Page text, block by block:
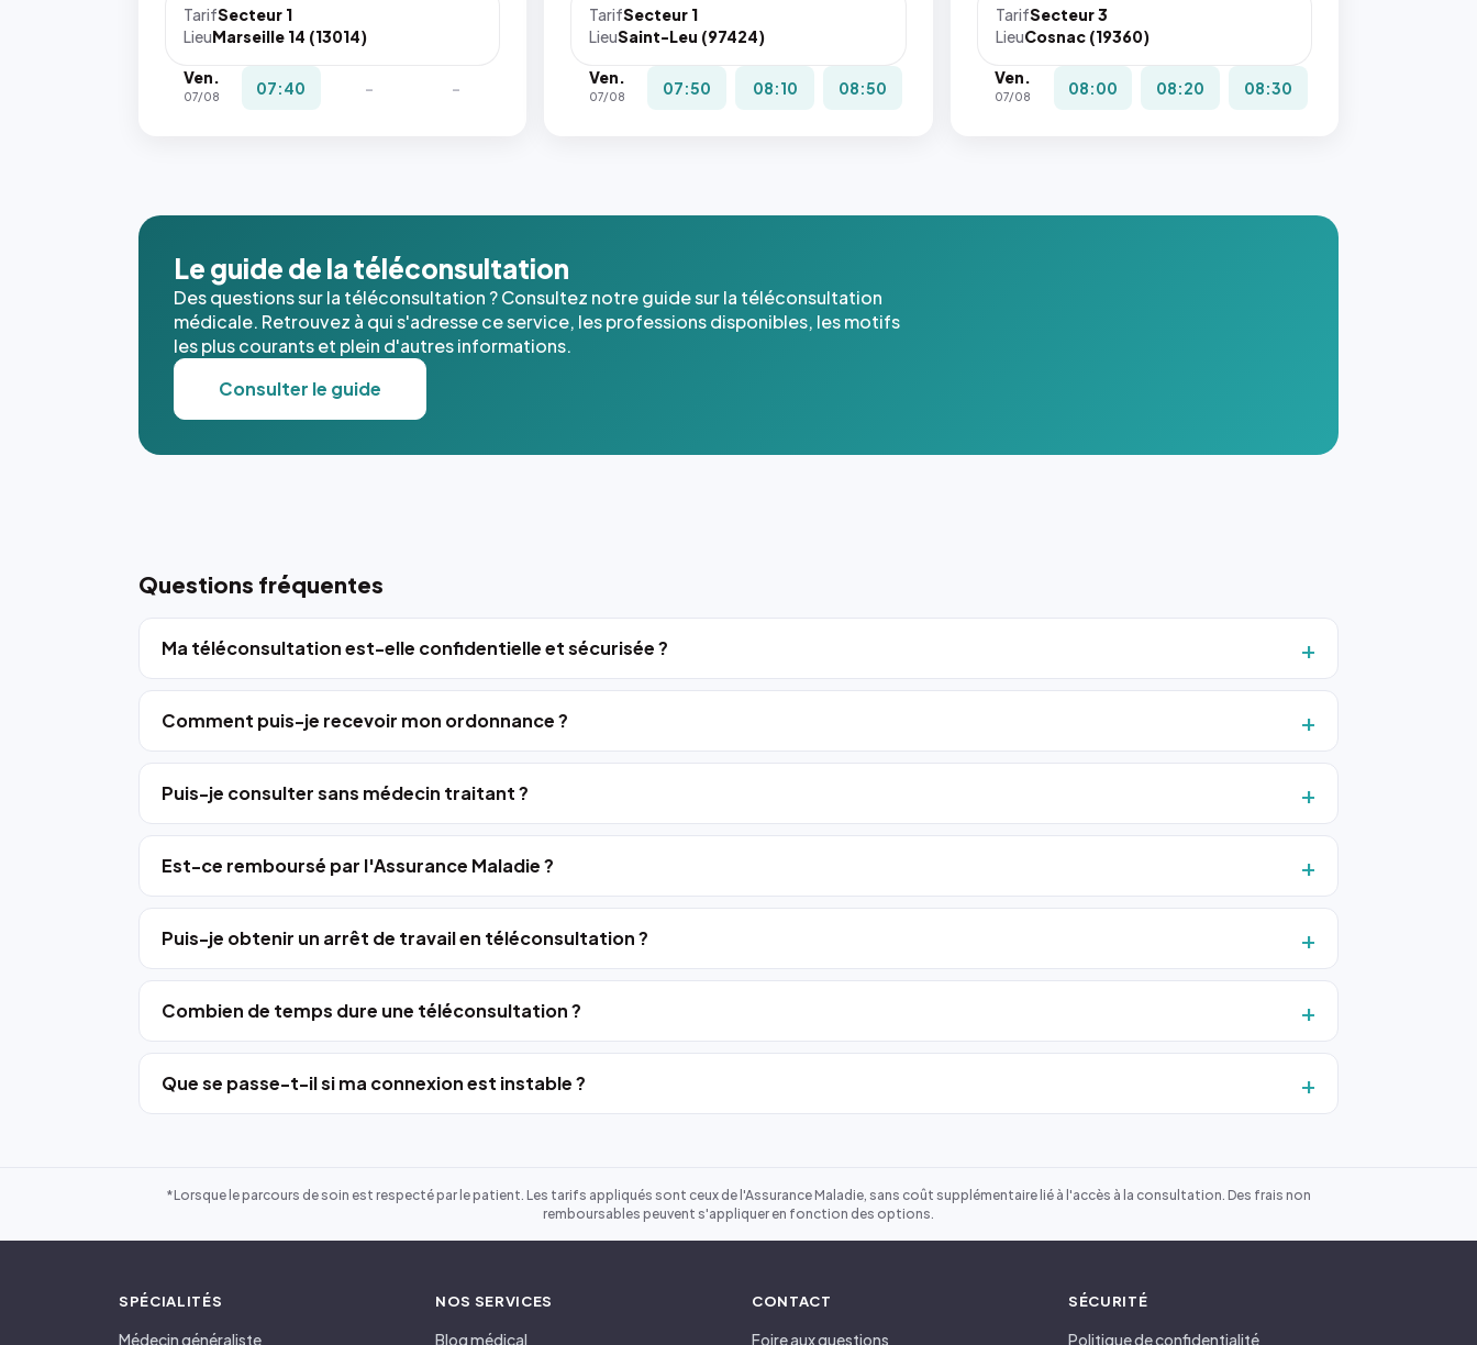
TarifSecteur 1
LieuMarseille 14 (13014)
Ven.
07/08 07:40 - -
TarifSecteur 1
LieuSaint-Leu (97424)
Ven.
07/08 07:50 08:10 08:50
TarifSecteur 3
LieuCosnac (19360)
Ven.
07/08 08:00 08:20 08:30
Le guide de la téléconsultation
Des questions sur la téléconsultation ? Consultez notre guide sur la téléconsultation
médicale. Retrouvez à qui s'adresse ce service, les professions disponibles, les motifs
les plus courants et plein d'autres informations.
Consulter le guide
Questions fréquentes
Ma téléconsultation est-elle confidentielle et sécurisée ?
Comment puis-je recevoir mon ordonnance ?
Puis-je consulter sans médecin traitant ?
Est-ce remboursé par l'Assurance Maladie ?
Puis-je obtenir un arrêt de travail en téléconsultation ?
Combien de temps dure une téléconsultation ?
Que se passe-t-il si ma connexion est instable ?
*Lorsque le parcours de soin est respecté par le patient. Les tarifs appliqués sont ceux de l'Assurance Maladie, sans coût supplémentaire lié à l'accès à la consultation. Des frais non
remboursables peuvent s'appliquer en fonction des options.
SPÉCIALITÉS
Médecin généraliste
NOS SERVICES
Blog médical
CONTACT
Foire aux questions
SÉCURITÉ
Politique de confidentialité